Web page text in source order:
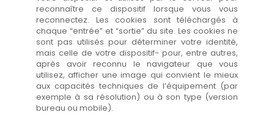
reconnaître ce dispositif lorsque vous vous
reconnectez. Les cookies sont téléchargés à
chaque “entrée” et “sortie” du site. Les cookies ne
sont pas utilisés pour déterminer votre identité,
mais celle de votre dispositif- pour, entre autres,
après avoir reconnu le navigateur que vous
utilisez, afficher une image qui convient le mieux
aux capacités techniques de l’équipement (par
exemple à sa résolution) ou à son type (version
bureau ou mobile).